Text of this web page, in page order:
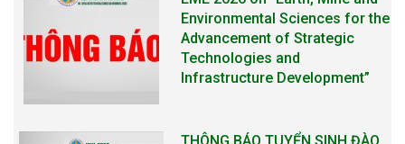
Technologies and
Infrastructure Development”